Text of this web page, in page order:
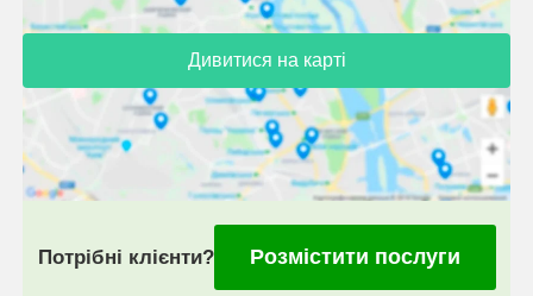
Дивитися на карті
Потрібні клієнти? Розмістити послуги